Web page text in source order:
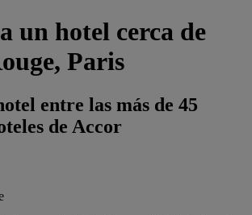
un hotel cerca de
Paris
entre las más de 45
de Accor